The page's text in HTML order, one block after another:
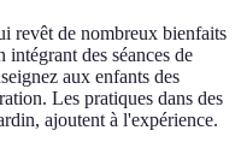
revêt de nombreux bienfaits
des séances de
aux enfants des
Les pratiques dans des
ajoutent à l'expérience.